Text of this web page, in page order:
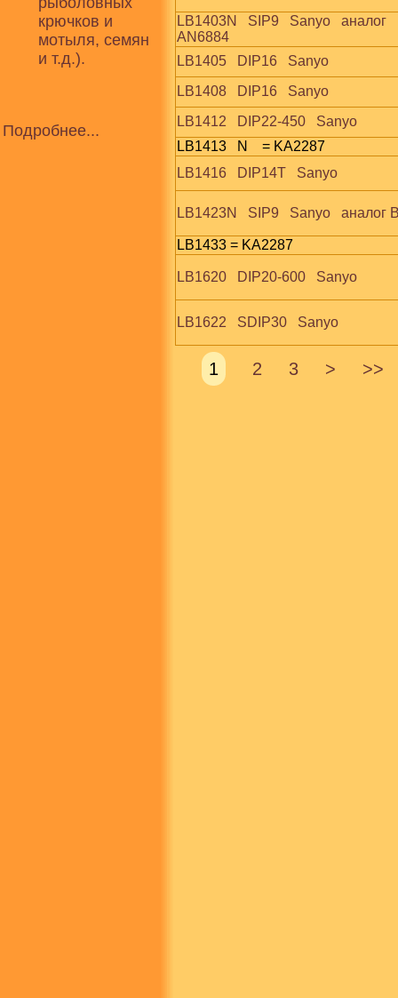
крючков и
мотыля, семян
и т.д.).
Подробнее...
LB1403N   SIP9   Sanyo   аналог
AN6884
LB1405   DIP16   Sanyo
LB1408   DIP16   Sanyo
LB1412   DIP22-450   Sanyo
LB1413   N    = KA2287
LB1416   DIP14T   Sanyo
LB1423N   SIP9   Sanyo   аналог
LB1433 = KA2287
LB1620   DIP20-600   Sanyo
LB1622   SDIP30   Sanyo
1 2 3 > >>